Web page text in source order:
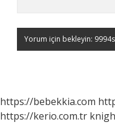
https://bebekkia.com
https://kerio.com.tr